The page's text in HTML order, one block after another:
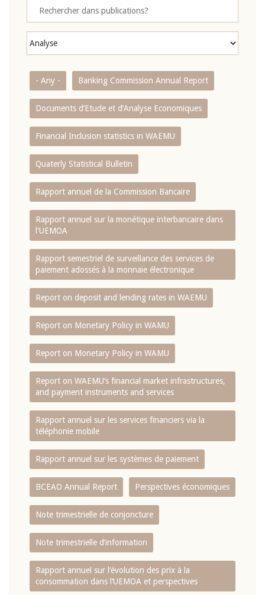
- Any - Banking Commission Annual Report
Documents d’Etude et d’Analyse Economiques
Financial Inclusion statistics in WAEMU
Quaterly Statistical Bulletin
Rapport annuel de la Commission Bancaire
Rapport annuel sur la monétique interbancaire dans
l'UEMOA
Rapport semestriel de surveillance des services de
paiement adossés à la monnaie électronique
Report on deposit and lending rates in WAEMU
Report on Monetary Policy in WAMU
Report on Monetary Policy in WAMU
Report on WAEMU’s financial market infrastructures,
and payment instruments and services
Rapport annuel sur les services financiers via la
téléphonie mobile
Rapport annuel sur les systèmes de paiement
BCEAO Annual Report Perspectives économiques
Note trimestrielle de conjoncture
Note trimestrielle d‘information
Rapport annuel sur l‘évolution des prix à la
consommation dans l‘UEMOA et perspectives